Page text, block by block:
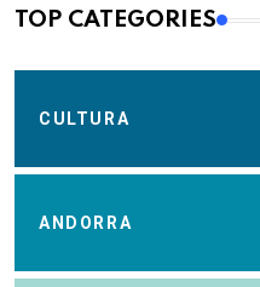
TOP CATEGORIES
CULTURA
ANDORRA